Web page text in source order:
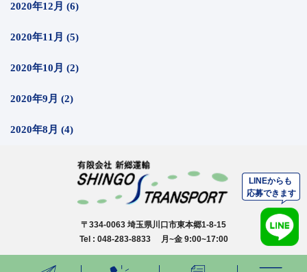
2020年12月 (6)
2020年11月 (5)
2020年10月 (2)
2020年9月 (2)
2020年8月 (4)
〒334-0063 埼玉県川口市東本郷1-8-15
Tel : 048-283-8833 月~金 9:00~17:00